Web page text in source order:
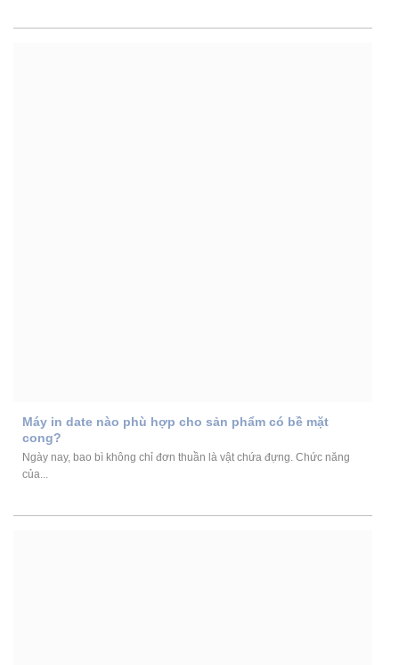
Máy in date nào phù hợp cho sản phẩm có bề mặt
cong?
Ngày nay, bao bì không chỉ đơn thuần là vật chứa đựng. Chức năng
của...